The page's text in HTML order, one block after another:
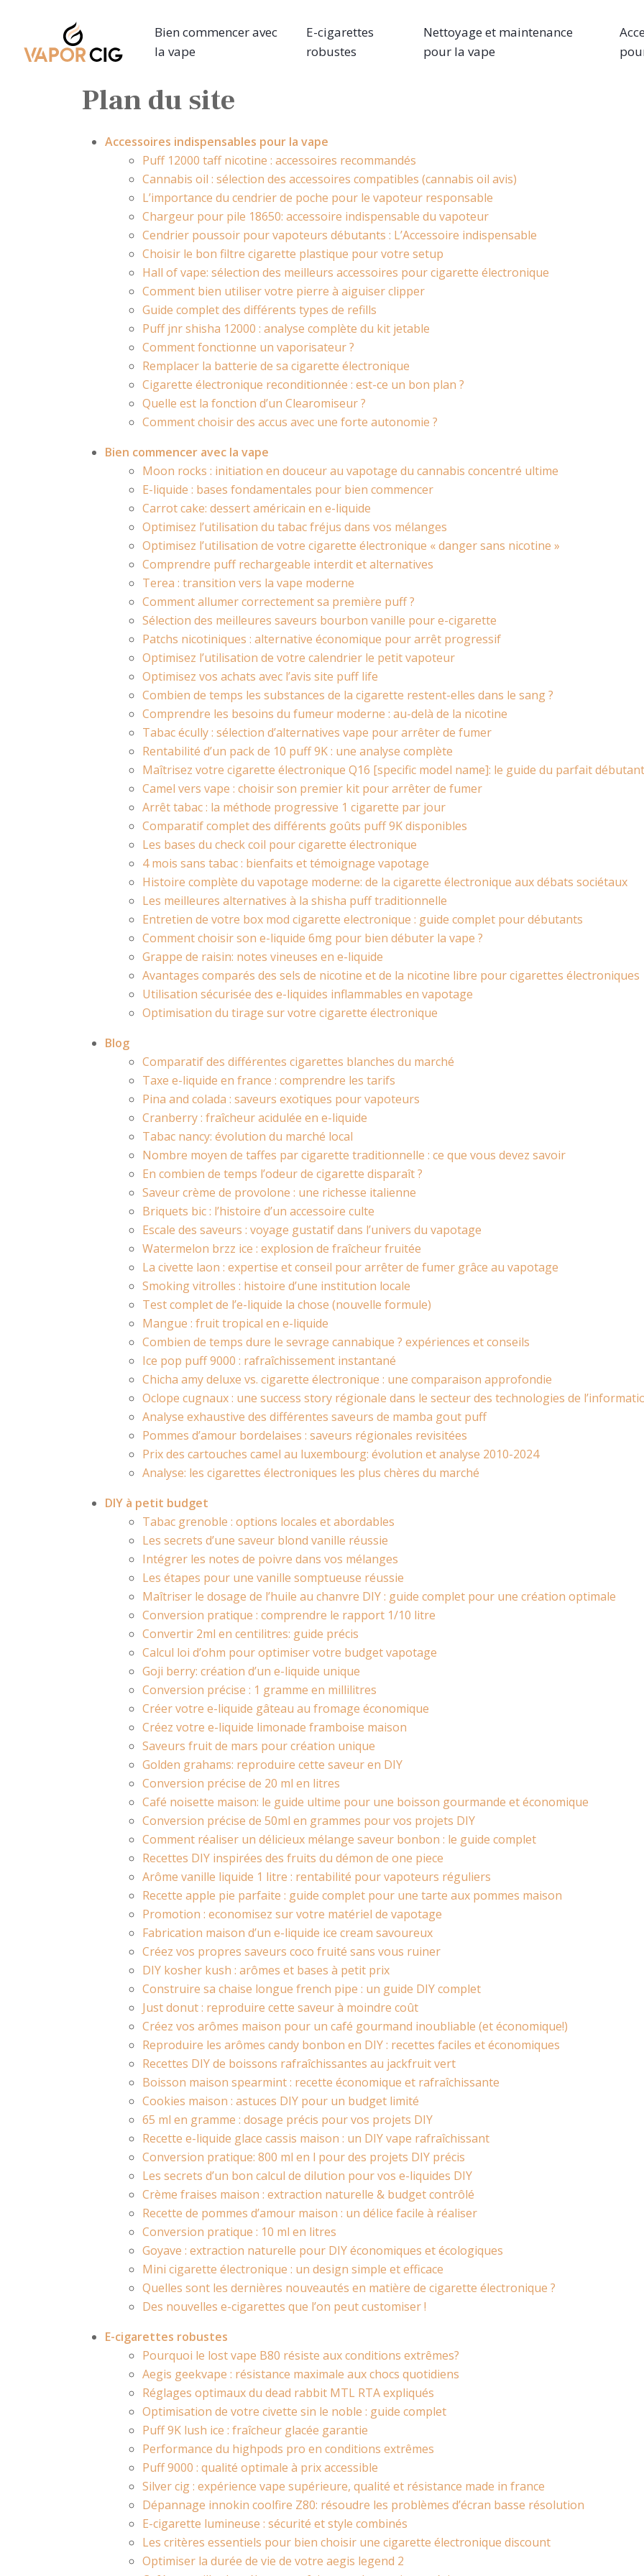
Bien commencer avec
la vape
E-cigarettes
robustes
Nettoyage et maintenance
pour la vape
Plan du site
Accessoires indispensables pour la vape
Puff 12000 taff nicotine : accessoires recommandés
Cannabis oil : sélection des accessoires compatibles (cannabis oil avis)
L’importance du cendrier de poche pour le vapoteur responsable
Chargeur pour pile 18650: accessoire indispensable du vapoteur
Cendrier poussoir pour vapoteurs débutants : L’Accessoire indispensable
Choisir le bon filtre cigarette plastique pour votre setup
Hall of vape: sélection des meilleurs accessoires pour cigarette électronique
Comment bien utiliser votre pierre à aiguiser clipper
Guide complet des différents types de refills
Puff jnr shisha 12000 : analyse complète du kit jetable
Comment fonctionne un vaporisateur ?
Remplacer la batterie de sa cigarette électronique
Cigarette électronique reconditionnée : est-ce un bon plan ?
Quelle est la fonction d’un Clearomiseur ?
Comment choisir des accus avec une forte autonomie ?
Bien commencer avec la vape
Moon rocks : initiation en douceur au vapotage du cannabis concentré ultime
E-liquide : bases fondamentales pour bien commencer
Carrot cake: dessert américain en e-liquide
Optimisez l’utilisation du tabac fréjus dans vos mélanges
Optimisez l’utilisation de votre cigarette électronique « danger sans nicotine »
Comprendre puff rechargeable interdit et alternatives
Terea : transition vers la vape moderne
Comment allumer correctement sa première puff ?
Sélection des meilleures saveurs bourbon vanille pour e-cigarette
Patchs nicotiniques : alternative économique pour arrêt progressif
Optimisez l’utilisation de votre calendrier le petit vapoteur
Optimisez vos achats avec l’avis site puff life
Combien de temps les substances de la cigarette restent-elles dans le sang ?
Comprendre les besoins du fumeur moderne : au-delà de la nicotine
Tabac écully : sélection d’alternatives vape pour arrêter de fumer
Rentabilité d’un pack de 10 puff 9K : une analyse complète
Maîtrisez votre cigarette électronique Q16 [specific model name]: le guide du parfait débutant
Camel vers vape : choisir son premier kit pour arrêter de fumer
Arrêt tabac : la méthode progressive 1 cigarette par jour
Comparatif complet des différents goûts puff 9K disponibles
Les bases du check coil pour cigarette électronique
4 mois sans tabac : bienfaits et témoignage vapotage
Histoire complète du vapotage moderne: de la cigarette électronique aux débats sociétaux
Les meilleures alternatives à la shisha puff traditionnelle
Entretien de votre box mod cigarette electronique : guide complet pour débutants
Comment choisir son e-liquide 6mg pour bien débuter la vape ?
Grappe de raisin: notes vineuses en e-liquide
Avantages comparés des sels de nicotine et de la nicotine libre pour cigarettes électroniques
Utilisation sécurisée des e-liquides inflammables en vapotage
Optimisation du tirage sur votre cigarette électronique
Blog
Comparatif des différentes cigarettes blanches du marché
Taxe e-liquide en france : comprendre les tarifs
Pina and colada : saveurs exotiques pour vapoteurs
Cranberry : fraîcheur acidulée en e-liquide
Tabac nancy: évolution du marché local
Nombre moyen de taffes par cigarette traditionnelle : ce que vous devez savoir
En combien de temps l’odeur de cigarette disparaît ?
Saveur crème de provolone : une richesse italienne
Briquets bic : l’histoire d’un accessoire culte
Escale des saveurs : voyage gustatif dans l’univers du vapotage
Watermelon brzz ice : explosion de fraîcheur fruitée
La civette laon : expertise et conseil pour arrêter de fumer grâce au vapotage
Smoking vitrolles : histoire d’une institution locale
Test complet de l’e-liquide la chose (nouvelle formule)
Mangue : fruit tropical en e-liquide
Combien de temps dure le sevrage cannabique ? expériences et conseils
Ice pop puff 9000 : rafraîchissement instantané
Chicha amy deluxe vs. cigarette électronique : une comparaison approfondie
Oclope cugnaux : une success story régionale dans le secteur des technologies de
Analyse exhaustive des différentes saveurs de mamba gout puff
Pommes d’amour bordelaises : saveurs régionales revisitées
Prix des cartouches camel au luxembourg: évolution et analyse 2010-2024
Analyse: les cigarettes électroniques les plus chères du marché
DIY à petit budget
Tabac grenoble : options locales et abordables
Les secrets d’une saveur blond vanille réussie
Intégrer les notes de poivre dans vos mélanges
Les étapes pour une vanille somptueuse réussie
Maîtriser le dosage de l’huile au chanvre DIY : guide complet pour une création optimale
Conversion pratique : comprendre le rapport 1/10 litre
Convertir 2ml en centilitres: guide précis
Calcul loi d’ohm pour optimiser votre budget vapotage
Goji berry: création d’un e-liquide unique
Conversion précise : 1 gramme en millilitres
Créer votre e-liquide gâteau au fromage économique
Créez votre e-liquide limonade framboise maison
Saveurs fruit de mars pour création unique
Golden grahams: reproduire cette saveur en DIY
Conversion précise de 20 ml en litres
Café noisette maison: le guide ultime pour une boisson gourmande et économique
Conversion précise de 50ml en grammes pour vos projets DIY
Comment réaliser un délicieux mélange saveur bonbon : le guide complet
Recettes DIY inspirées des fruits du démon de one piece
Arôme vanille liquide 1 litre : rentabilité pour vapoteurs réguliers
Recette apple pie parfaite : guide complet pour une tarte aux pommes maison
Promotion : economisez sur votre matériel de vapotage
Fabrication maison d’un e-liquide ice cream savoureux
Créez vos propres saveurs coco fruité sans vous ruiner
DIY kosher kush : arômes et bases à petit prix
Construire sa chaise longue french pipe : un guide DIY complet
Just donut : reproduire cette saveur à moindre coût
Créez vos arômes maison pour un café gourmand inoubliable (et économique!)
Reproduire les arômes candy bonbon en DIY : recettes faciles et économiques
Recettes DIY de boissons rafraîchissantes au jackfruit vert
Boisson maison spearmint : recette économique et rafraîchissante
Cookies maison : astuces DIY pour un budget limité
65 ml en gramme : dosage précis pour vos projets DIY
Recette e-liquide glace cassis maison : un DIY vape rafraîchissant
Conversion pratique: 800 ml en l pour des projets DIY précis
Les secrets d’un bon calcul de dilution pour vos e-liquides DIY
Crème fraises maison : extraction naturelle & budget contrôlé
Recette de pommes d’amour maison : un délice facile à réaliser
Conversion pratique : 10 ml en litres
Goyave : extraction naturelle pour DIY économiques et écologiques
Mini cigarette électronique : un design simple et efficace
Quelles sont les dernières nouveautés en matière de cigarette électronique ?
Des nouvelles e-cigarettes que l’on peut customiser !
E-cigarettes robustes
Pourquoi le lost vape B80 résiste aux conditions extrêmes?
Aegis geekvape : résistance maximale aux chocs quotidiens
Réglages optimaux du dead rabbit MTL RTA expliqués
Optimisation de votre civette sin le noble : guide complet
Puff 9K lush ice : fraîcheur glacée garantie
Performance du highpods pro en conditions extrêmes
Puff 9000 : qualité optimale à prix accessible
Silver cig : expérience vape supérieure, qualité et résistance made in france
Dépannage innokin coolfire Z80: résoudre les problèmes d’écran basse résolution
E-cigarette lumineuse : sécurité et style combinés
Les critères essentiels pour bien choisir une cigarette électronique discount
Optimiser la durée de vie de votre aegis legend 2